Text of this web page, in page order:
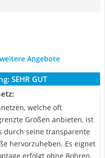
Angebote
SEHR GUT
welche oft
Größen anbieten, ist
durch seine transparente
hervorzuheben. Es eignet
erfolgt ohne Bohren.